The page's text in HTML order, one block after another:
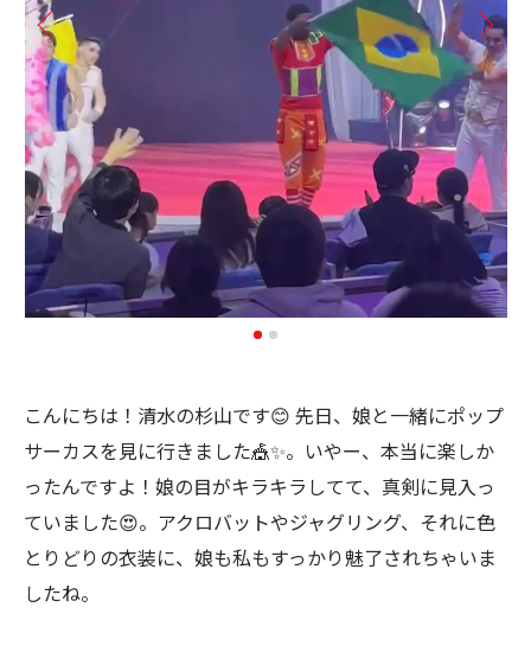
こんにちは！清水の杉山です😊 先日、娘と一緒にポップ
サーカスを見に行きました🎪✨。いやー、本当に楽しか
ったんですよ！娘の目がキラキラしてて、真剣に見入っ
ていました😍。アクロバットやジャグリング、それに色
とりどりの衣装に、娘も私もすっかり魅了されちゃいま
したね。